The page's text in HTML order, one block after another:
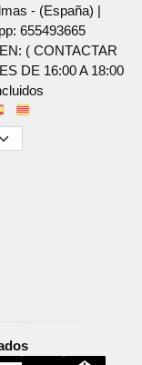
- (España) |
655493665
( CONTACTAR
DE 16:00 A 18:00